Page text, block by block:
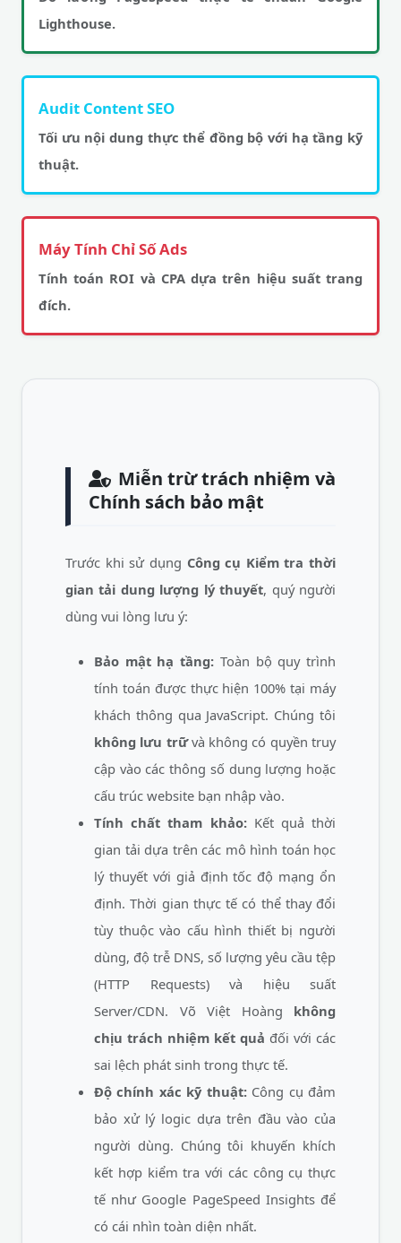
Lighthouse.
Audit Content SEO
Tối ưu nội dung thực thể đồng bộ với hạ tầng kỹ
thuật.
Máy Tính Chỉ Số Ads
Tính toán ROI và CPA dựa trên hiệu suất trang
đích.
Miễn trừ trách nhiệm và
Chính sách bảo mật
Trước khi sử dụng Công cụ Kiểm tra thời
gian tải dung lượng lý thuyết, quý người
dùng vui lòng lưu ý:
Bảo mật hạ tầng: Toàn bộ quy trình
tính toán được thực hiện 100% tại máy
khách thông qua JavaScript. Chúng tôi
không lưu trữvà không có quyền truy
cập vào các thông số dung lượng hoặc
cấu trúc website bạn nhập vào.
Tính chất tham khảo:Kết quả thời
gian tải dựa trên các mô hình toán học
lý thuyết với giả định tốc độ mạng ổn
định. Thời gian thực tế có thể thay đổi
tùy thuộc vào cấu hình thiết bị người
dùng, độ trễ DNS, số lượng yêu cầu tệp
(HTTP Requests) và hiệu suất
Server/CDN. Võ Việt Hoàng không
chịu trách nhiệm kết quả đối với các
sai lệch phát sinh trong thực tế.
Độ chính xác kỹ thuật:Công cụ đảm
bảo xử lý logic dựa trên đầu vào của
người dùng. Chúng tôi khuyến khích
kết hợp kiểm tra với các công cụ thực
tế như Google PageSpeed Insights để
có cái nhìn toàn diện nhất.